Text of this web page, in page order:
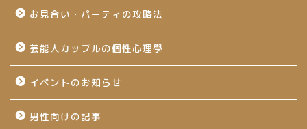
お見合い・パーティの攻略法
芸能人カップルの個性心理學
イベントのお知らせ
男性向けの記事